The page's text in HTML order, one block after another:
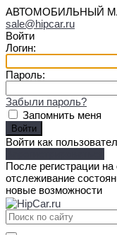
АВТОМОБИЛЬНЫЙ
sale@hipcar.ru
Войти
Логин:
Пароль:
Забыли пароль?
Запомнить меня
Войти как
После регистрации
отслеживание
новые возможности